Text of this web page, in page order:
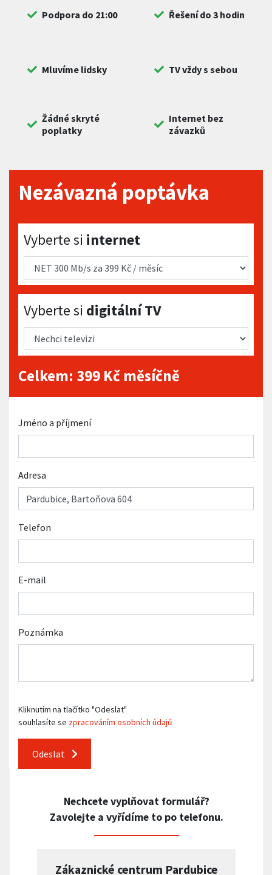
Podpora do 21:00 Řešení do 3 hodin
Mluvíme lidsky TV vždy s sebou
Žádné skryté
poplatky
Internet bez
závazků
Nezávazná poptávka
Vyberte si internet
Vyberte si internet
Vyberte si digitální TV
Vyberte si digitální TV
Celkem: 399 Kč měsíčně
Jméno a příjmení
Adresa
Telefon
E-mail
Poznámka
Kliknutím na tlačítko "Odeslat"
souhlasíte se zpracováním osobních údajů
Odeslat
Nechcete vyplňovat formulář?
Zavolejte a vyřídíme to po telefonu.
Zákaznické centrum Pardubice